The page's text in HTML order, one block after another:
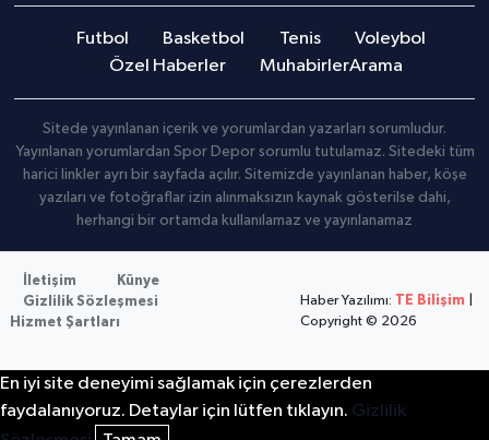
Futbol Basketbol Tenis
Voleybol
Özel Haberler
MuhabirlerArama
Sitede yayınlanan içerik ve yorumlardan yazarları sorumludur.
Yayınlanan yorumlardan Spor Depor sorumlu tutulamaz. Sitedeki tüm
harici linkler ayrı bir sayfada açılır. Sitemizde yayınlanan haber, köşe
yazıları ve fotoğraflar izin alınmaksızın kaynak gösterilse dahi,
herhangi bir ortamda kullanılamaz ve yayınlanamaz
İletişim
Künye
Gizlilik Sözleşmesi
Hizmet Şartları
Haber Yazılımı: TE Bilişim
Copyright © 2026
En iyi site deneyimi sağlamak için çerezlerden
faydalanıyoruz. Detaylar için lütfen tıklayın. Gizlilik